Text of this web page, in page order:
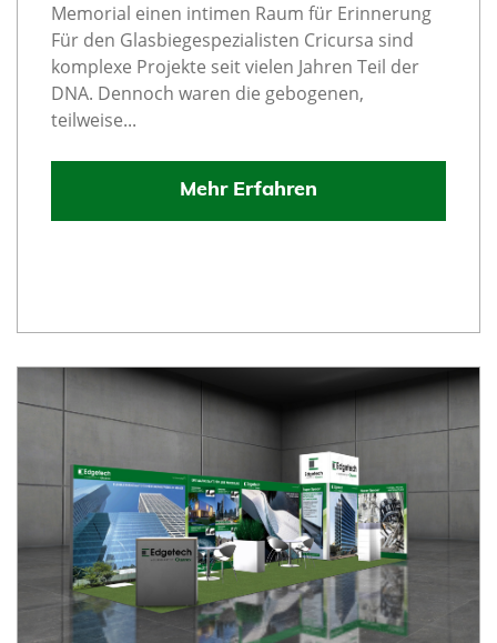
Memorial einen intimen Raum für Erinnerung
Für den Glasbiegespezialisten Cricursa sind
komplexe Projekte seit vielen Jahren Teil der
DNA. Dennoch waren die gebogenen,
teilweise...
Mehr Erfahren